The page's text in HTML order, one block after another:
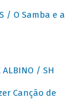
/ O Samba e a
ALBINO / SH
Canção de